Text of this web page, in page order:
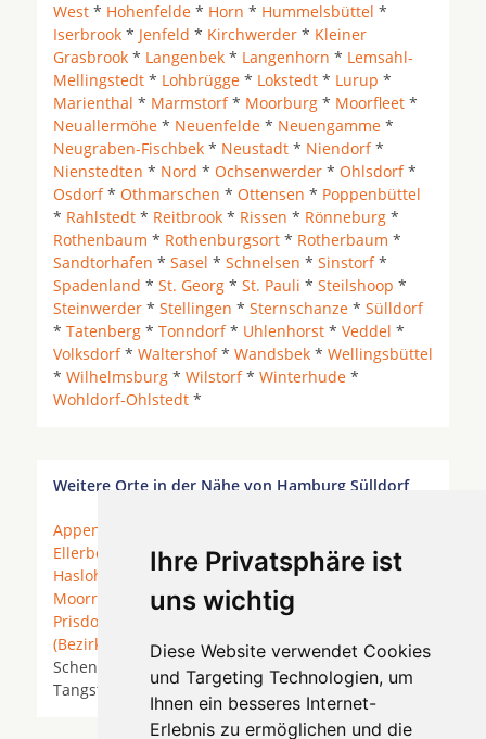
Ihre Privatsphäre ist
uns wichtig
Diese Website verwendet Cookies
und Targeting Technologien, um
Ihnen ein besseres Internet-
Erlebnis zu ermöglichen und die
West * Hohenfelde * Horn * Hummelsbüttel *
Iserbrook * Jenfeld * Kirchwerder * Kleiner
Grasbrook * Langenbek * Langenhorn * Lemsahl-
Mellingstedt * Lohbrügge * Lokstedt * Lurup *
Marienthal * Marmstorf* Moorburg * Moorfleet *
Neuallermöhe * Neuenfelde * Neuengamme *
Neugraben-Fischbek * Neustadt * Niendorf*
Nienstedten * Nord * Ochsenwerder * Ohlsdorf*
Osdorf* Othmarschen * Ottensen * Poppenbüttel
* Rahlstedt * Reitbrook * Rissen * Rönneburg *
Rothenbaum * Rothenburgsort * Rotherbaum *
Sandtorhafen * Sasel * Schnelsen * Sinstorf*
Spadenland * St. Georg * St. Pauli * Steilshoop *
Steinwerder * Stellingen * Sternschanze * Sülldorf
* Tatenberg * Tonndorf* Uhlenhorst * Veddel *
Volksdorf* Waltershof* Wandsbek * Wellingsbüttel
* Wilhelmsburg * Wilstorf* Winterhude *
Wohldorf-Ohlstedt *
Weitere Orte in der Nähe von Hamburg Sülldorf
Appen
Ellerbek
* Ellerhoop *Halstenbek*Hamburg*
Hasloh
* Hetlinger Neuerkoog * Kummerfeld *
Moorrege bei Uetersen*Norderstedt
Prisdorf
Rellingen*
(Bezirk Hamburg)* Schenefeld (Kreis Pinneberg) *
Schenefeld (Kreis Steinburg) *Tangstedt
*
Tangstedt (Kreis Pinneberg) * Tornesch *Wedel*